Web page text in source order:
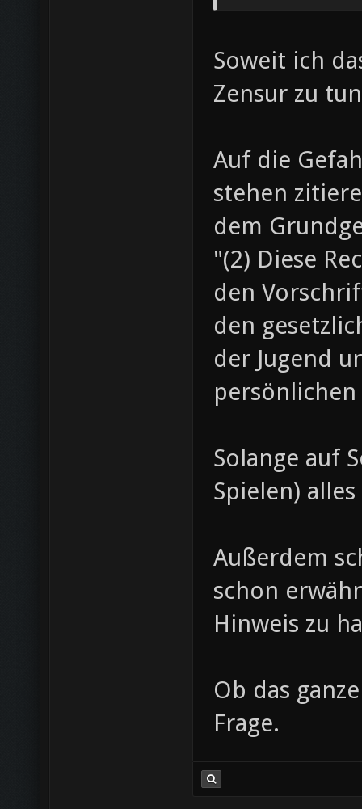
Soweit ich
Zensur zu
Auf die
stehen
dem
"(2) Diese
den
den
der Jugend
persönlichen
Solange auf
Spielen)
Außerdem
schon
Hinweis zu
Ob das
Frage.